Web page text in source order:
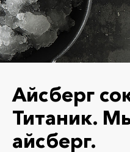
Айсберг
Титаник.
айсберг.